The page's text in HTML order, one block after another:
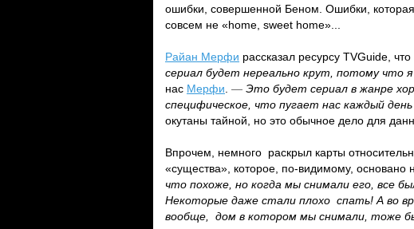
ошибки, совершенной Беном. Ошибки,
совсем не «home, sweet home»...
Райан Мерфи рассказал ресурсу TVGuide,
сериал будет нереально крут, потому что
нас Мерфи — Это будет сериал в жанре
специфическое, что пугает нас каждый день
окутаны тайной, но это обычное дело для
Впрочем, немного раскрыл карты
«существа», которое, по-видимому, основано
что похоже, но когда мы снимали его, все
Некоторые даже стали плохо спать! А во
вообще, дом в котором мы снимали, тоже